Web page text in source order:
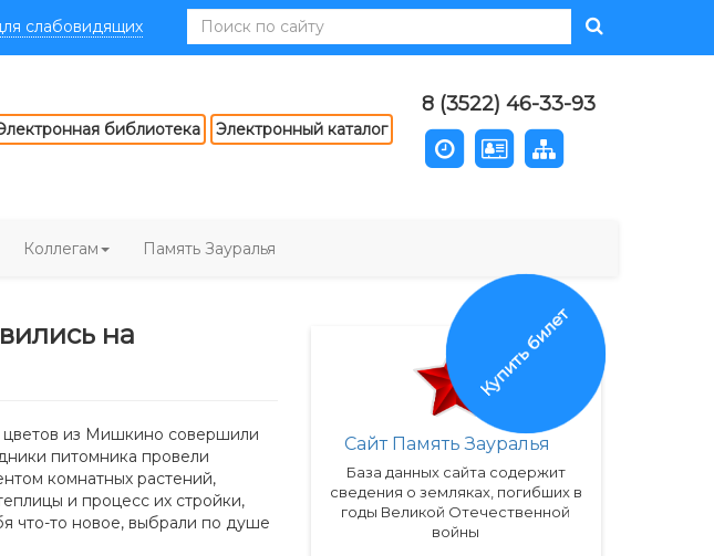
Купить билет
слабовидящих
8 (3522) 46-33-93
библиотека Электронный каталог
Коллегам Память Зауралья
на
цветов из Мишкино совершили
питомника провели
комнатных растений,
и процесс их стройки,
что-то новое, выбрали по душе
Сайт Память Зауралья
База данных сайта содержит
сведения о земляках, погибших в
годы Великой Отечественной
войны